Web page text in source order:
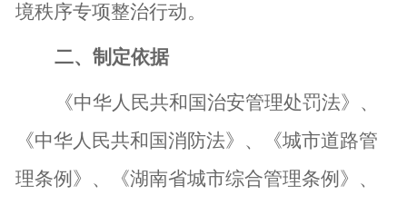
境秩序专项整治行动。
二、 制定依据
《中华人民共和国治安管理处罚法》、
《中华人民共和国消防法》、《城市道路管
理条例》 、 《湖南省城市综合管理条例》 、